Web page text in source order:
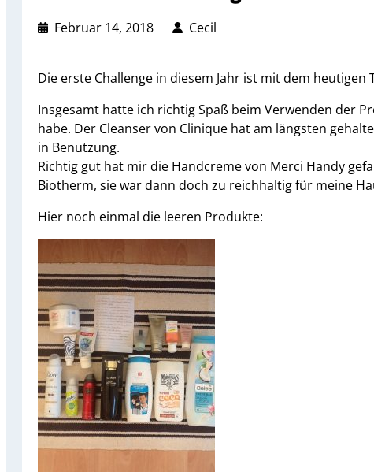
Februar 14, 2018 Cecil
Die erste Challenge in diesem Jahr ist mit dem
Insgesamt hatte ich richtig Spaß beim Verwenden der
habe. Der Cleanser von Clinique hat am längsten
in Benutzung.
Richtig gut hat mir die Handcreme von Merci Handy
Biotherm, sie war dann doch zu reichhaltig für meine
Hier noch einmal die leeren Produkte: